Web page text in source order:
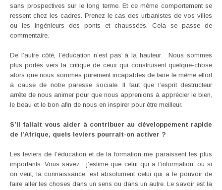
sans prospectives sur le long terme. Et ce même comportement se
ressent chez les cadres. Prenez le cas des urbanistes de vos villes
ou les ingénieurs des ponts et chaussées. Cela se passe de
commentaire.
De l’autre côté, l’éducation n’est pas à la hauteur. Nous sommes
plus portés vers la critique de ceux qui construisent quelque-chose
alors que nous sommes purement incapables de faire le même effort
à cause de notre paresse sociale. Il faut que l’esprit destructeur
arrête de nous animer pour que nous apprenions à apprécier le bien,
le beau et le bon afin de nous en inspirer pour être meilleur.
S’il fallait vous aider à contribuer au développement rapide
de l’Afrique, quels leviers pourrait-on activer ?
Les leviers de l’éducation et de la formation me paraissent les plus
importants. Vous savez : j’estime que celui qui a l’information, ou si
on veut, la connaissance, est absolument celui qui a le pouvoir de
faire aller les choses dans un sens ou dans un autre. Le savoir est la